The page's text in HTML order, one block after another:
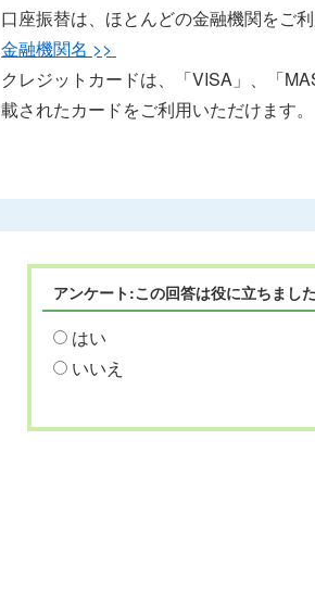
口座振替は、ほとんどの金融機関をご利
金融機関名 >>
クレジットカードは、「VISA」、「
載されたカードをご利用いただけます。
アンケート:この回答は役に立ちまし
はい
いいえ